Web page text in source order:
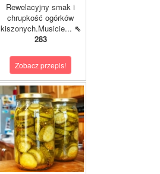
Rewelacyjny smak i
chrupkość ogórków
kiszonych.Musicie... ⇖
283
Zobacz przepis!